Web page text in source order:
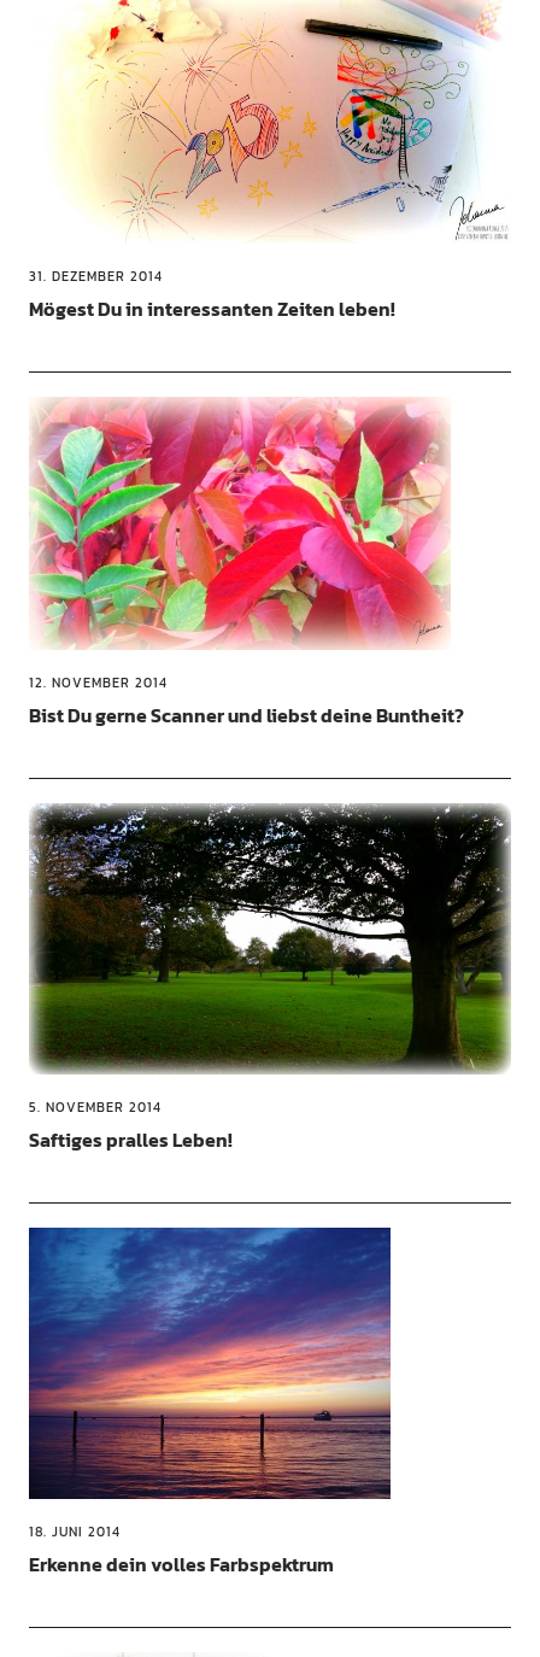
31. DEZEMBER 2014
Mögest Du in interessanten Zeiten leben!
12. NOVEMBER 2014
Bist Du gerne Scanner und liebst deine Buntheit?
5. NOVEMBER 2014
Saftiges pralles Leben!
18. JUNI 2014
Erkenne dein volles Farbspektrum